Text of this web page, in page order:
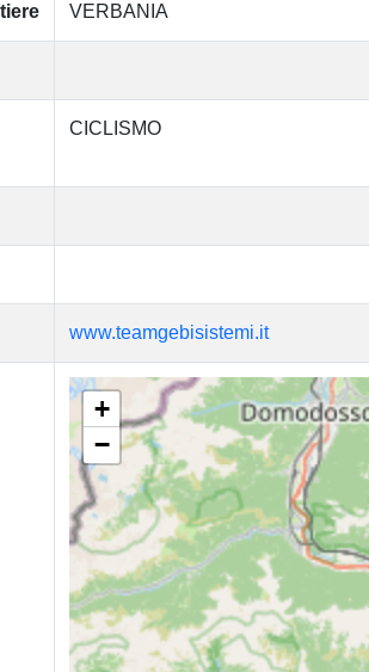
VERBANIA
CICLISMO
www.teamgebisistemi.it
+
−